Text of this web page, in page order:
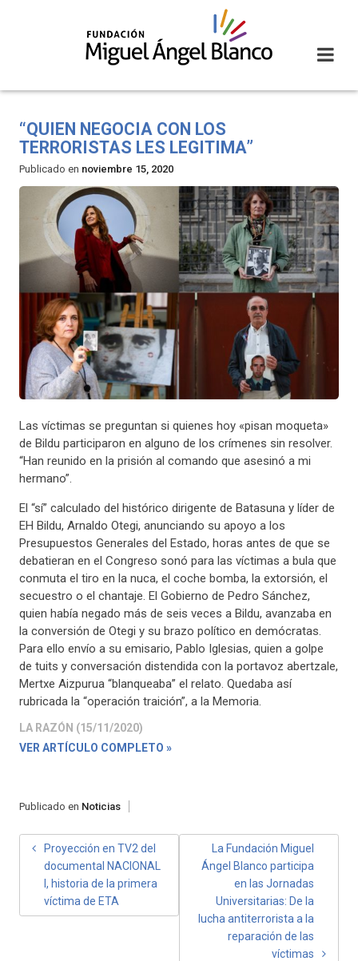
“QUIEN NEGOCIA CON LOS
TERRORISTAS LES LEGITIMA”
Publicado en noviembre 15, 2020
Las víctimas se preguntan si quienes hoy «pisan moqueta»
de Bildu participaron en alguno de los crímenes sin resolver.
“Han reunido en la prisión al comando que asesinó a mi
hermano”.
El “sí” calculado del histórico dirigente de Batasuna y líder de
EH Bildu, Arnaldo Otegi, anunciando su apoyo a los
Presupuestos Generales del Estado, horas antes de que se
debatieran en el Congreso sonó para las víctimas a bula que
conmuta el tiro en la nuca, el coche bomba, la extorsión, el
secuestro o el chantaje. El Gobierno de Pedro Sánchez,
quien había negado más de seis veces a Bildu, avanzaba en
la conversión de Otegi y su brazo político en demócratas.
Para ello envío a su emisario, Pablo Iglesias, quien a golpe
de tuits y conversación distendida con la portavoz abertzale,
Mertxe Aizpurua “blanqueaba” el relato. Quedaba así
rubricada la “operación traición”, a la Memoria.
LA RAZÓN (15/11/2020)
VER ARTÍCULO COMPLETO »
Publicado en Noticias
NAVEGACIÓN
ENTRADAS
Proyección en TV2 del
documental NACIONAL
I, historia de la primera
víctima de ETA
La Fundación Miguel
Ángel Blanco participa
en las Jornadas
Universitarias: De la
lucha antiterrorista a la
reparación de las
víctimas